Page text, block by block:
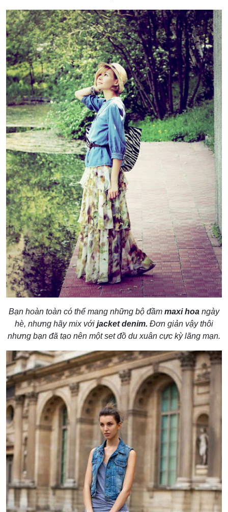
Bạn hoàn toàn có thể mang những bộ đầm maxi hoa ngày
hè, nhưng hãy mix với jacket denim. Đơn giản vậy thôi
nhưng bạn đã tạo nên một set đồ du xuân cực kỳ lãng mạn.